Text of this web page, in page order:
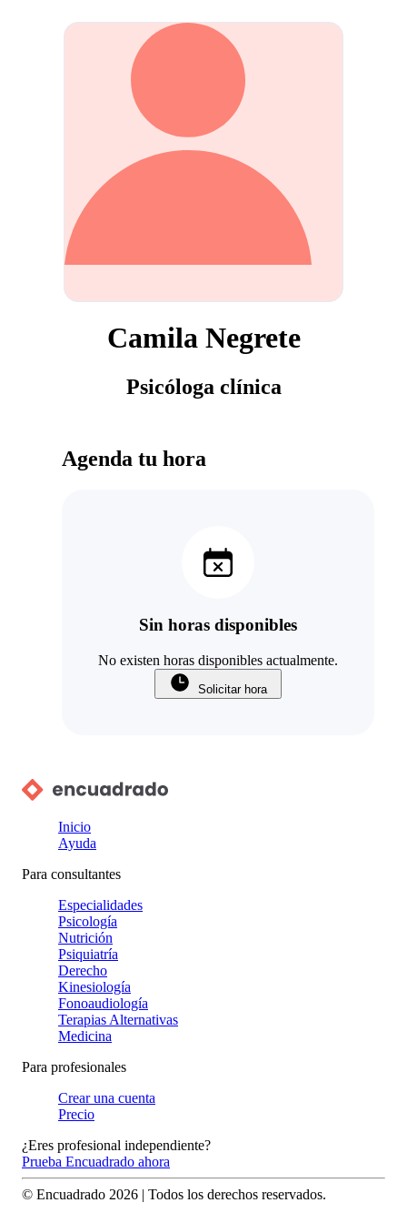
Camila Negrete
Psicóloga clínica
Agenda tu hora
Sin horas disponibles
No existen horas disponibles actualmente.
Solicitar hora
Inicio
Ayuda
Para consultantes
Especialidades
Psicología
Nutrición
Psiquiatría
Derecho
Kinesiología
Fonoaudiología
Terapias Alternativas
Medicina
Para profesionales
Crear una cuenta
Precio
¿Eres profesional independiente?
Prueba Encuadrado ahora
© Encuadrado 2026 | Todos los derechos reservados.